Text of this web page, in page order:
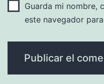
Guarda mi nombre,
este navegador